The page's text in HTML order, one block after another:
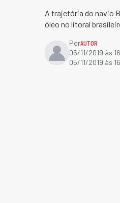
A trajetória do navio
óleo no litoral
PorAUTOR
05/11/2019 às
05/11/2019 às